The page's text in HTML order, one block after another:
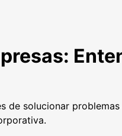
de solucionar